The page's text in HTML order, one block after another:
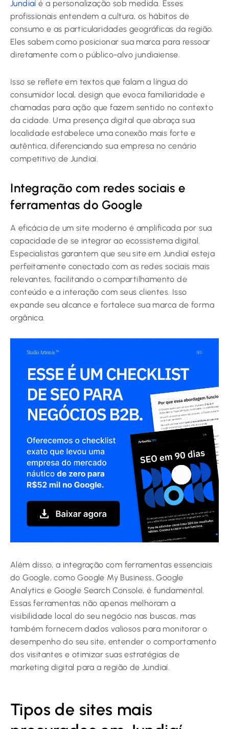
Jundiaí é a personalização sob medida. Esses
profissionais entendem a cultura, os hábitos de
consumo e as particularidades geográficas da região.
Eles sabem como posicionar sua marca para ressoar
diretamente com o público-alvo jundiaiense.
Isso se reflete em textos que falam a língua do
consumidor local, design que evoca familiaridade e
chamadas para ação que fazem sentido no contexto
da cidade. Uma presença digital que abraça sua
localidade estabelece uma conexão mais forte e
autêntica, diferenciando sua empresa no cenário
competitivo de Jundiaí.
Integração com redes sociais e
ferramentas do Google
A eficácia de um site moderno é amplificada por sua
capacidade de se integrar ao ecossistema digital.
Especialistas garantem que seu site em Jundiaí esteja
perfeitamente conectado com as redes sociais mais
relevantes, facilitando o compartilhamento de
conteúdo e a interação com seus clientes. Isso
expande seu alcance e fortalece sua marca de forma
orgânica.
Além disso, a integração com ferramentas essenciais
do Google, como Google My Business, Google
Analytics e Google Search Console, é fundamental.
Essas ferramentas não apenas melhoram a
visibilidade local do seu negócio nas buscas, mas
também fornecem dados valiosos para monitorar o
desempenho do seu site, entender o comportamento
dos visitantes e otimizar suas estratégias de
marketing digital para a região de Jundiaí.
Tipos de sites mais